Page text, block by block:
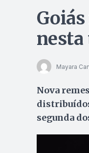
nesta
Mayara
Nova
segunda